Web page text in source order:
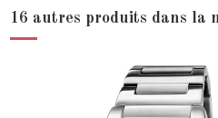
16 autres produits dans la